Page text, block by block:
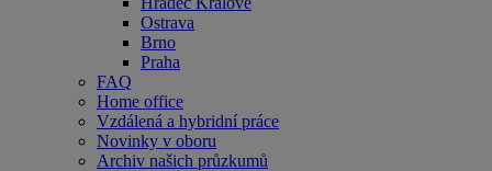
Ostrava
Brno
Praha
FAQ
Home office
Vzdálená a hybridní práce
Novinky v oboru
Archiv našich průzkumů